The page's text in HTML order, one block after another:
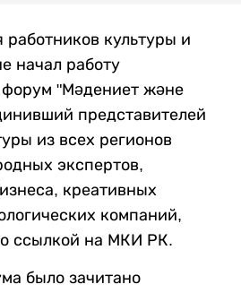
культуры и
начал работу
"Мәдениет және
представителей
из всех регионов
экспертов,
креативных
компаний,
ссылкой на МКИ РК.
было зачитано